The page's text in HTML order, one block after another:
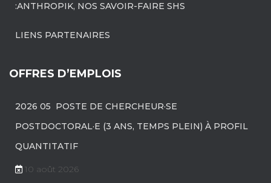
:ANTHROPIK, NOS SAVOIR-FAIRE SHS
LIENS PARTENAIRES
OFFRES D’EMPLOIS
2026 05 POSTE DE CHERCHEUR·SE
POSTDOCTORAL·E (3 ANS, TEMPS PLEIN) À PROFIL
QUANTITATIF
10 août 2026